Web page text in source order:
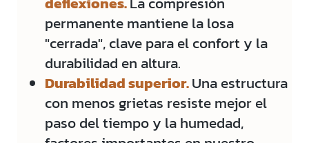
permanente mantiene la losa
"cerrada", clave para el confort y la
durabilidad en altura.
Durabilidad superior.Una estructura
con menos grietas resiste mejor el
paso del tiempo y la humedad,